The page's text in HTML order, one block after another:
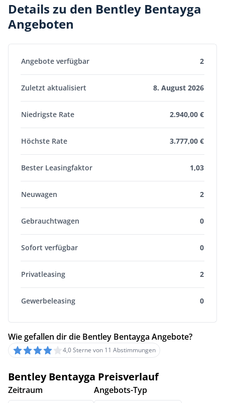
Details zu den Bentley Bentayga
Angeboten
Angebote verfügbar 2
Zuletzt aktualisiert 8. August 2026
Niedrigste Rate 2.940,00 €
Höchste Rate 3.777,00 €
Bester Leasingfaktor 1,03
Neuwagen 2
Gebrauchtwagen 0
Sofort verfügbar 0
Privatleasing 2
Gewerbeleasing 0
Wie gefallen dir die Bentley Bentayga Angebote?
4,0 Sterne von 11 Abstimmungen
Bentley Bentayga Preisverlauf
Zeitraum
Angebots-Typ